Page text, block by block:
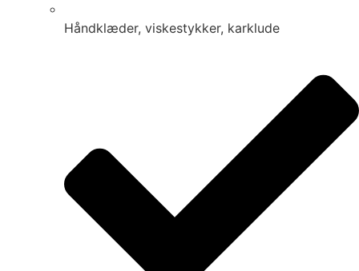
Håndklæder, viskestykker, karklude